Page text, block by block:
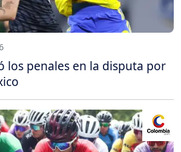
los penales en la disputa por